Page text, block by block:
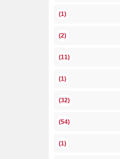
(1)
(2)
(11)
(1)
(32)
(54)
(1)